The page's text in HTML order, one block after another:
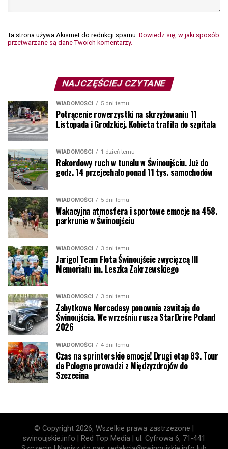
Ta strona używa Akismet do redukcji spamu. Dowiedz się, w jaki sposób
przetwarzane są dane Twoich komentarzy.
NAJCZĘŚCIEJ CZYTANE
WIADOMOŚCI 5 dni temu
Potrącenie rowerzystki na skrzyżowaniu 11
Listopada i Grodzkiej. Kobieta trafiła do szpitala
WIADOMOŚCI 1 dzień temu
Rekordowy ruch w tunelu w Świnoujściu. Już do
godz. 14 przejechało ponad 11 tys. samochodów
WIADOMOŚCI 5 dni temu
Wakacyjna atmosfera i sportowe emocje na 458.
parkrunie w Świnoujściu
WIADOMOŚCI 3 dni temu
Jarigol Team Flota Świnoujście zwycięzcą III
Memoriału im. Leszka Zakrzewskiego
WIADOMOŚCI 3 dni temu
Zabytkowe Mercedesy ponownie zawitają do
Świnoujścia. We wrześniu rusza StarDrive Poland
2026
WIADOMOŚCI 4 dni temu
Czas na sprinterskie emocje! Drugi etap 83. Tour
de Pologne prowadzi z Międzyzdrojów do
Szczecina
© Copyright 2026, Wszelkie prawa zastrzeżone |
swinoujskie.info | Red Top Media | ul. Cyfrowa 6, 71-441